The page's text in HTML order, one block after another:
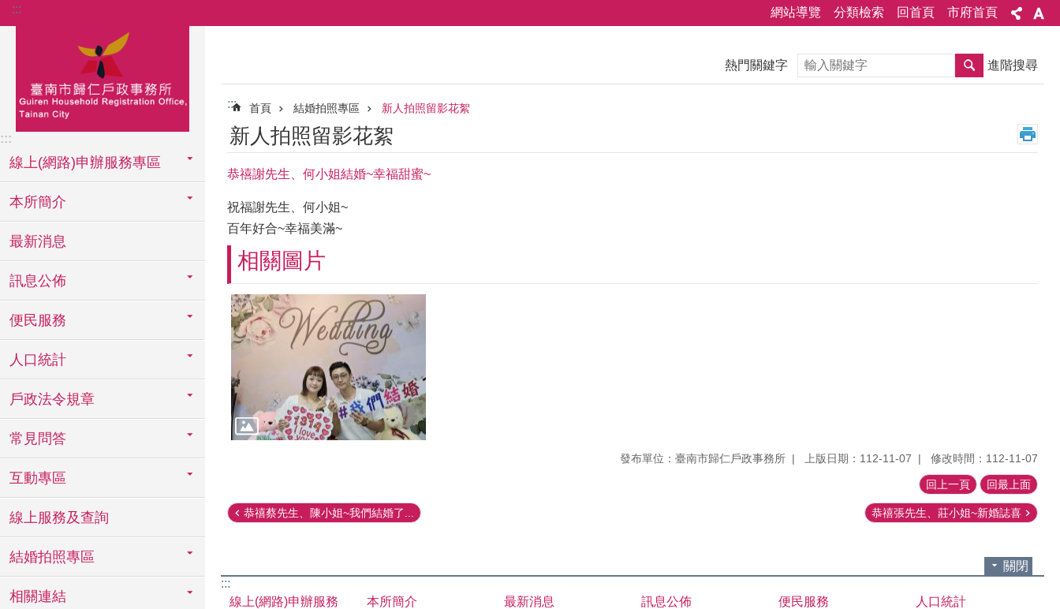
跳到主要內容區塊
::: 網站導覽 分類檢索 回首頁 市府首頁
:::
線上(網路)申辦服務專區
本所簡介
最新消息
訊息公佈
便民服務
人口統計
戶政法令規章
常見問答
互動專區
線上服務及查詢
結婚拍照專區
相關連結
熱門關鍵字 搜尋 進階搜尋
::: 首頁 結婚拍照專區 新人拍照留影花絮
新人拍照留影花絮
恭禧謝先生、何小姐結婚~幸福甜蜜~
祝福謝先生、何小姐~
百年好合~幸福美滿~
相關圖片
發布單位：臺南市歸仁戶政事務所 上版日期：112-11-07 修改時間：112-11-07
回上一頁 回最上面
恭禧蔡先生、陳小姐~我們結婚了... 恭禧張先生、莊小姐~新婚誌喜
關閉
:::
線上(網路)申辦服務
本所簡介 最新消息 訊息公佈 便民服務 人口統計